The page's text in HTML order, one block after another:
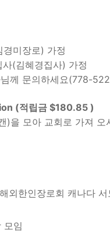
미장로) 가정
(김혜경집사) 가정
께 문의하세요(778-
(적립금 $180.85 )
)을 모아 교회로 가져 오
외한인장로회 캐나다
모임